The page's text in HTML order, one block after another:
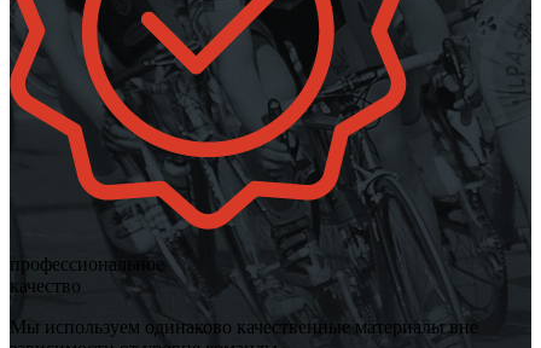
профессиональное
качество
Мы используем одинаково качественные материалы вне